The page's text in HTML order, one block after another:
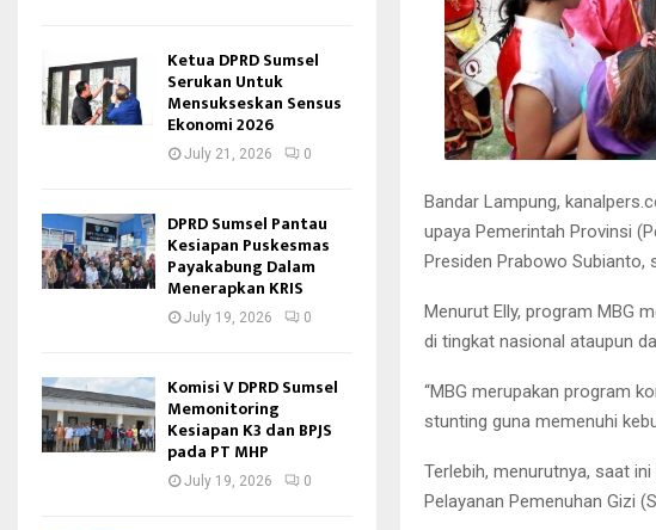
Bandar Lampung,
upaya Pemerintah Provinsi
Presiden Prabowo Subianto,
Menurut Elly, program MBG
di tingkat nasional ataupun
“MBG merupakan program
stunting guna memenuhi
Terlebih, menurutnya, saat
Pelayanan Pemenuhan Gizi
Ketua DPRD Sumsel
Serukan Untuk
Mensukseskan Sensus
Ekonomi 2026
July 21, 2026 0
DPRD Sumsel Pantau
Kesiapan Puskesmas
Payakabung Dalam
Menerapkan KRIS
July 19, 2026 0
Komisi V DPRD Sumsel
Memonitoring
Kesiapan K3 dan BPJS
pada PT MHP
July 19, 2026 0